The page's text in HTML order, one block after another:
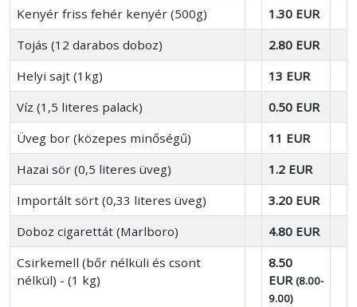
Kenyér friss fehér kenyér (500g)
1.30 EUR
Tojás (12 darabos doboz)
2.80 EUR
Helyi sajt (1kg)
13 EUR
Víz (1,5 literes palack)
0.50 EUR
Üveg bor (közepes minőségű)
11 EUR
Hazai sör (0,5 literes üveg)
1.2 EUR
Importált sört (0,33 literes üveg)
3.20 EUR
Doboz cigarettát (Marlboro)
4.80 EUR
Csirkemell (bőr nélküli és csont
nélkül) - (1 kg)
8.50
EUR(8.00-
9.00)